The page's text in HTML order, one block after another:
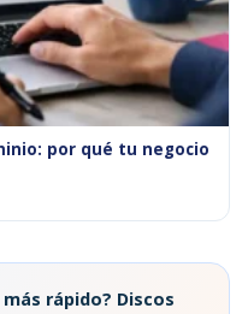
por qué tu negocio
rápido? Discos